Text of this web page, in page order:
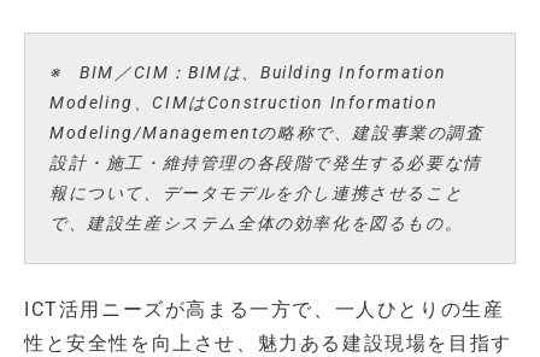
※ BIM／CIM：BIMは、Building Information
Modeling、CIMはConstruction Information
Modeling/Managementの略称で、建設事業の調査
設計・施工・維持管理の各段階で発生する必要な情
報について、データモデルを介し連携させること
で、建設生産システム全体の効率化を図るもの。
ICT活用ニーズが高まる一方で、一人ひとりの生産
性と安全性を向上させ、魅力ある建設現場を目指す